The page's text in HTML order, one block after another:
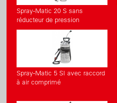
Spray-Matic 20 S sans
réducteur de pression
Spray-Matic 5 SI avec raccord
à air comprimé